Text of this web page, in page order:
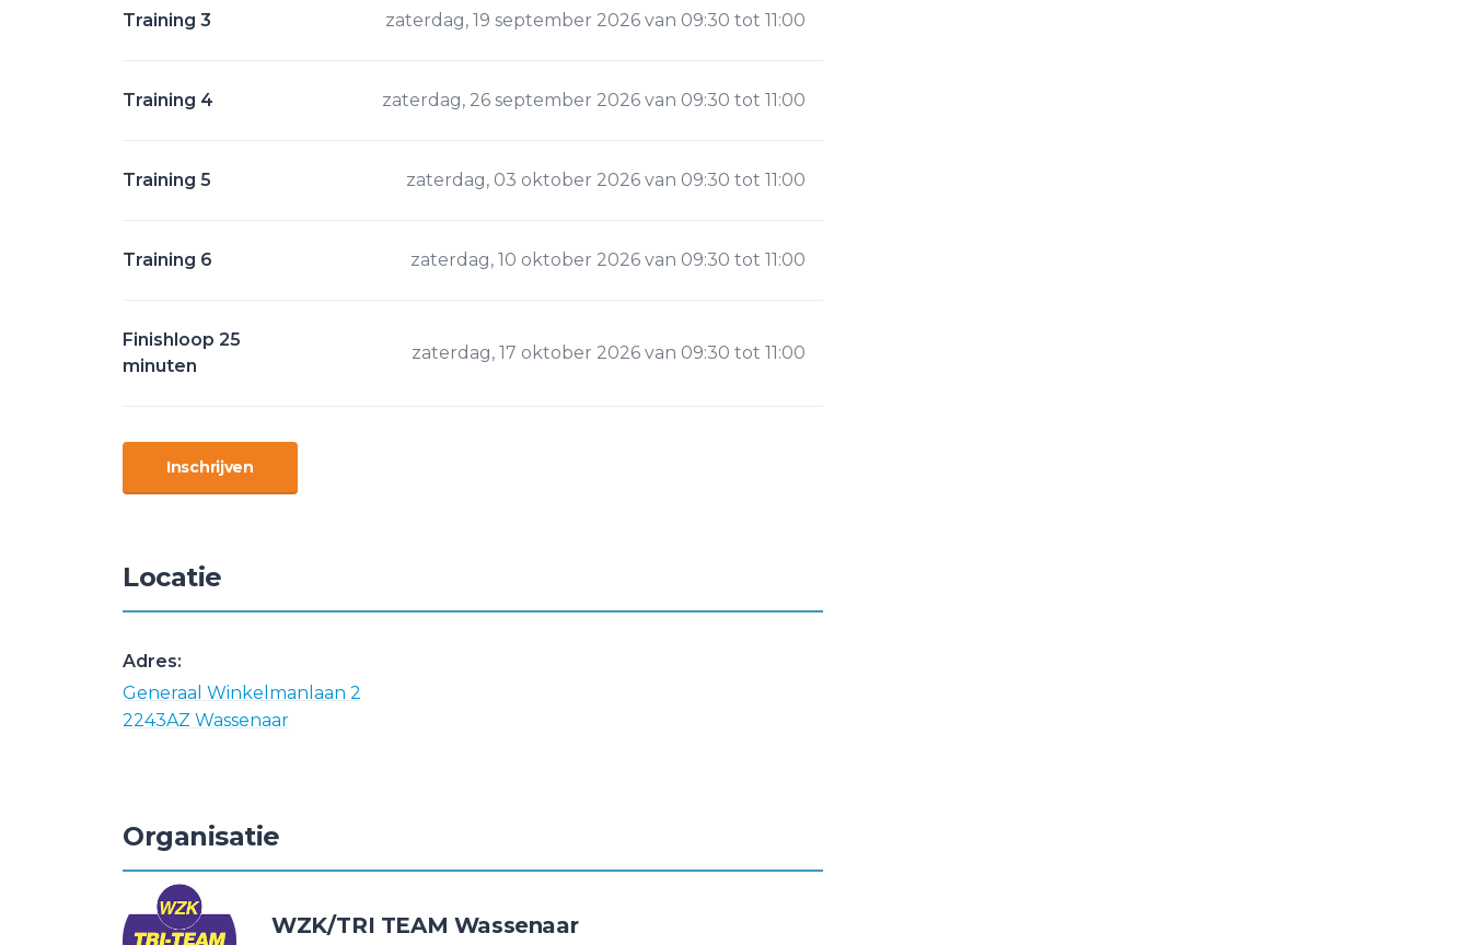
Training 3 zaterdag, 19 september 2026 van 09:30 tot 11:00
Training 4 zaterdag, 26 september 2026 van 09:30 tot 11:00
Training 5 zaterdag, 03 oktober 2026 van 09:30 tot 11:00
Training 6 zaterdag, 10 oktober 2026 van 09:30 tot 11:00
Finishloop 25
minuten
zaterdag, 17 oktober 2026 van 09:30 tot 11:00
Inschrijven
Locatie
Adres:
Generaal Winkelmanlaan 2
2243AZ Wassenaar
Organisatie
WZK/TRI TEAM Wassenaar